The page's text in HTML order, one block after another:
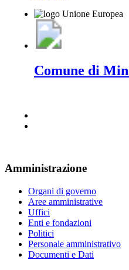
Comune di
Amministrazione
Organi di governo
Aree amministrative
Uffici
Enti e fondazioni
Politici
Personale amministrativo
Documenti e Dati